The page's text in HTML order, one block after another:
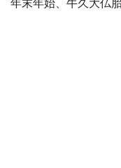
年末年始、牛久大仏